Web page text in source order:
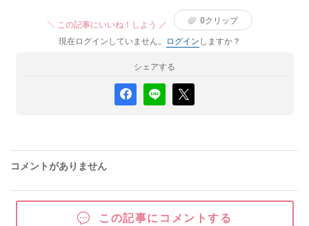
＼ この記事にいいね！しよう ／ 0クリップ
現在ログインしていません。
ログインしますか？
シェアする
コメントがありません
この記事にコメントする